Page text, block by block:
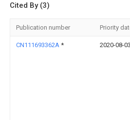
Cited By (3)
Publication number Priority
CN111693362A * 2020-08-03